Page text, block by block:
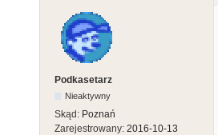
Podkasetarz
Nieaktywny
Skąd: Poznań
Zarejestrowany: 2016-10-13